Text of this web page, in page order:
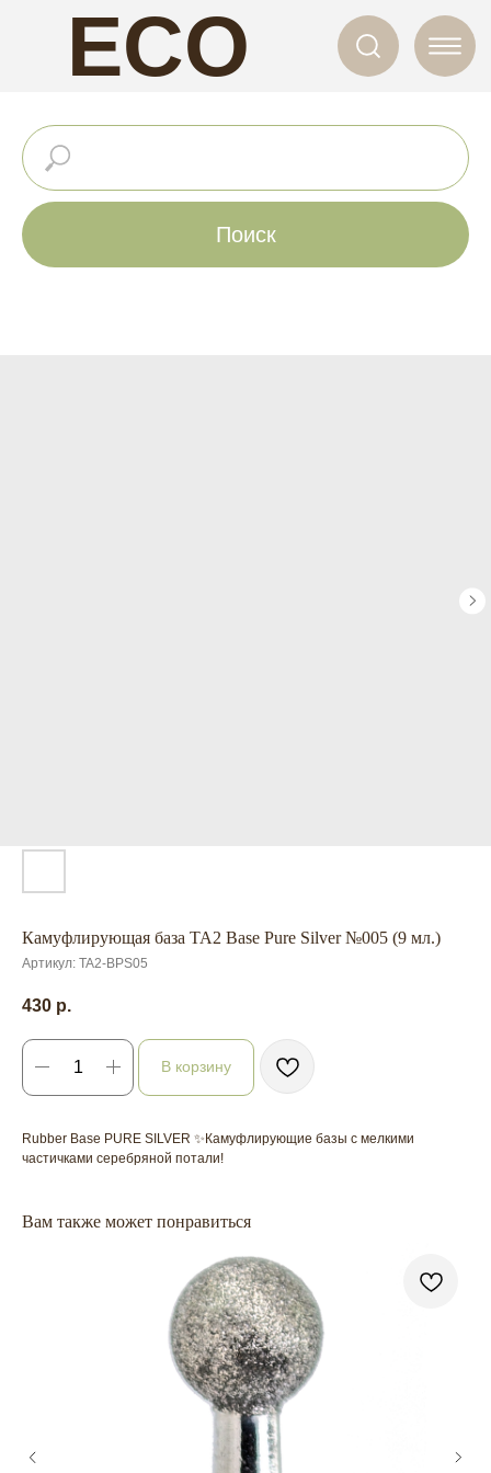
ECO
NAILS
Поиск
Камуфлирующая база TA2 Base Pure Silver №005 (9 мл.)
Артикул: TA2-BPS05
430 р.
В корзину
Rubber Base PURE SILVER ✨Камуфлирующие базы с мелкими
частичками серебряной потали!
Вам также может понравиться